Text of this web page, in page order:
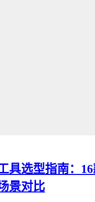
具选型指南：
景对比